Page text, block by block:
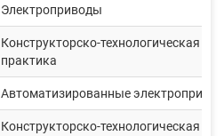
Электроприводы
Конструкторско-технологическая
практика
Автоматизированные
Конструкторско-технологическая